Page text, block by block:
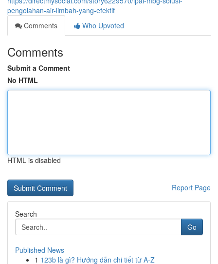
pengolahan-air-limbah-yang-efektif
Comments
Who Upvoted
Comments
Submit a Comment
No HTML
HTML is disabled
Report Page
Search
Go
Published News
1 123b là gì? Hướng dẫn chi tiết từ A-Z